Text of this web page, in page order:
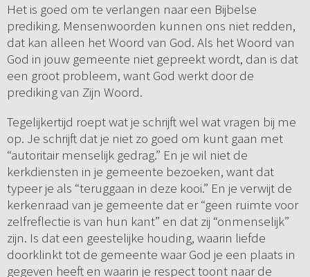
Het is goed om te verlangen naar een Bijbelse
prediking. Mensenwoorden kunnen ons niet redden,
dat kan alleen het Woord van God. Als het Woord van
God in jouw gemeente niet gepreekt wordt, dan is dat
een groot probleem, want God werkt door de
prediking van Zijn Woord.
Tegelijkertijd roept wat je schrijft wel wat vragen bij me
op. Je schrijft dat je niet zo goed om kunt gaan met
“autoritair menselijk gedrag.” En je wil niet de
kerkdiensten in je gemeente bezoeken, want dat
typeer je als “teruggaan in deze kooi.” En je verwijt de
kerkenraad van je gemeente dat er “geen ruimte voor
zelfreflectie is van hun kant” en dat zij “onmenselijk”
zijn. Is dat een geestelijke houding, waarin liefde
doorklinkt tot de gemeente waar God je een plaats in
gegeven heeft en waarin je respect toont naar de